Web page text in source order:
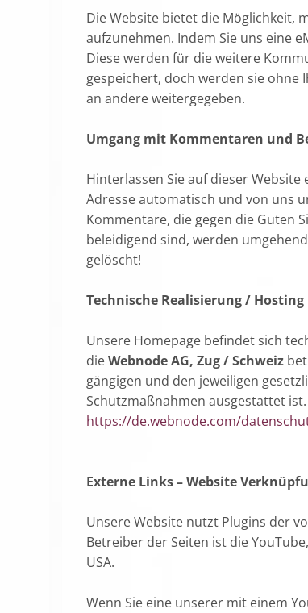
Die Website bietet die Möglichkeit,
aufzunehmen. Indem Sie uns eine
Diese werden für die weitere
gespeichert, doch werden sie ohne
an andere weitergegeben.
Umgang mit Kommentaren und
Hinterlassen Sie auf dieser
Adresse automatisch und von uns
Kommentare, die gegen die Guten
beleidigend sind, werden
gelöscht!
Technische Realisierung / Hosting
Unsere Homepage befindet sich
dieWebnode AG, Zug / Schweiz
gängigen und den jeweiligen
Schutzmaßnahmen ausgestattet
https://de.webnode.com/
Externe Links – Website
Unsere Website nutzt Plugins der
Betreiber der Seiten ist die
USA.
Wenn Sie eine unserer mit einem